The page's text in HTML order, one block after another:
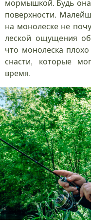
мормышкой. Будь она
поверхности.
на монолеске не
леской ощущения
что монолеска
снасти, которые
время.